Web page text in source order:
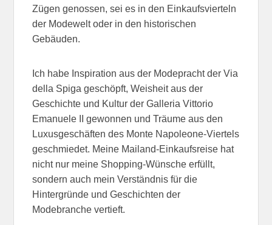
Zügen genossen, sei es in den Einkaufsvierteln
der Modewelt oder in den historischen
Gebäuden.
Ich habe Inspiration aus der Modepracht der Via
della Spiga geschöpft, Weisheit aus der
Geschichte und Kultur der Galleria Vittorio
Emanuele II gewonnen und Träume aus den
Luxusgeschäften des Monte Napoleone-Viertels
geschmiedet. Meine Mailand-Einkaufsreise hat
nicht nur meine Shopping-Wünsche erfüllt,
sondern auch mein Verständnis für die
Hintergründe und Geschichten der
Modebranche vertieft.